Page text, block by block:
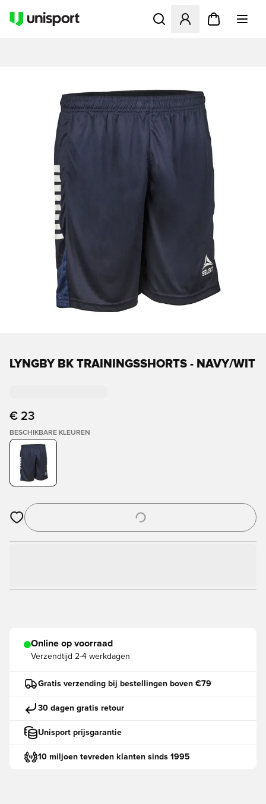
Opent een venster om in
LYNGBY BK TRAININGSSHORTS - NAVY/WIT
€ 23
BESCHIKBARE KLEUREN
Opent een venster om in te loggen of je aan te melden als lid
Online op voorraad
Verzendtijd 2-4 werkdagen
Gratis verzending bij bestellingen boven €79
30 dagen gratis retour
Unisport prijsgarantie
10 miljoen tevreden klanten sinds 1995